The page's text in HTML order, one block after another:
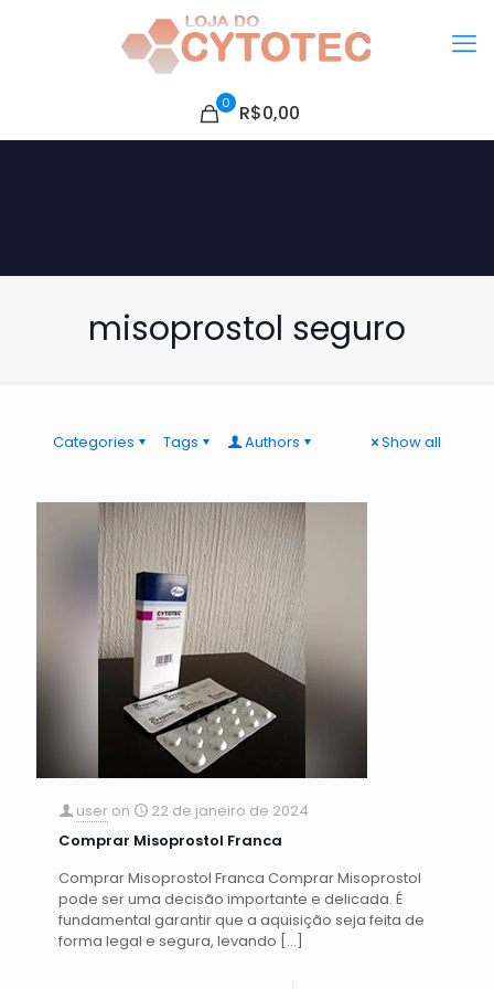
0 R$0,00
misoprostol seguro
Categories Tags Authors Show all
user on
22 de janeiro de 2024
Comprar Misoprostol Franca
Comprar Misoprostol Franca Comprar Misoprostol
pode ser uma decisão importante e delicada. É
fundamental garantir que a aquisição seja feita de
forma legal e segura, levando […]